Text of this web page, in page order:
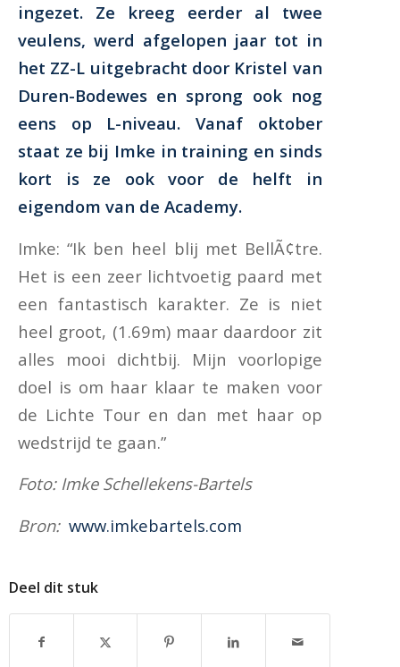
ingezet. Ze kreeg eerder al twee
veulens, werd afgelopen jaar tot in
het ZZ-L uitgebracht door Kristel van
Duren-Bodewes en sprong ook nog
eens op L-niveau. Vanaf oktober
staat ze bij Imke in training en sinds
kort is ze ook voor de helft in
eigendom van de Academy.
Imke: “Ik ben heel blij met BellÃ¢tre.
Het is een zeer lichtvoetig paard met
een fantastisch karakter. Ze is niet
heel groot, (1.69m) maar daardoor zit
alles mooi dichtbij. Mijn voorlopige
doel is om haar klaar te maken voor
de Lichte Tour en dan met haar op
wedstrijd te gaan.”
Foto: Imke Schellekens-Bartels
Bron: www.imkebartels.com
Deel dit stuk